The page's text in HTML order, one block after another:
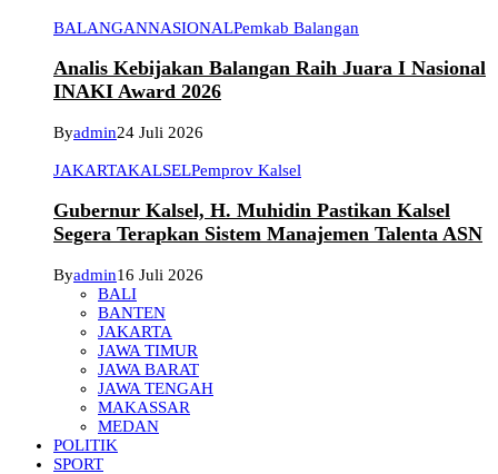
BALANGANNASIONALPemkab Balangan
Analis Kebijakan Balangan Raih Juara I Nasional
INAKI Award 2026
Byadmin24 Juli 2026
JAKARTAKALSELPemprov Kalsel
Gubernur Kalsel, H. Muhidin Pastikan Kalsel
Segera Terapkan Sistem Manajemen Talenta ASN
Byadmin16 Juli 2026
BALI
BANTEN
JAKARTA
JAWA TIMUR
JAWA BARAT
JAWA TENGAH
MAKASSAR
MEDAN
POLITIK
SPORT